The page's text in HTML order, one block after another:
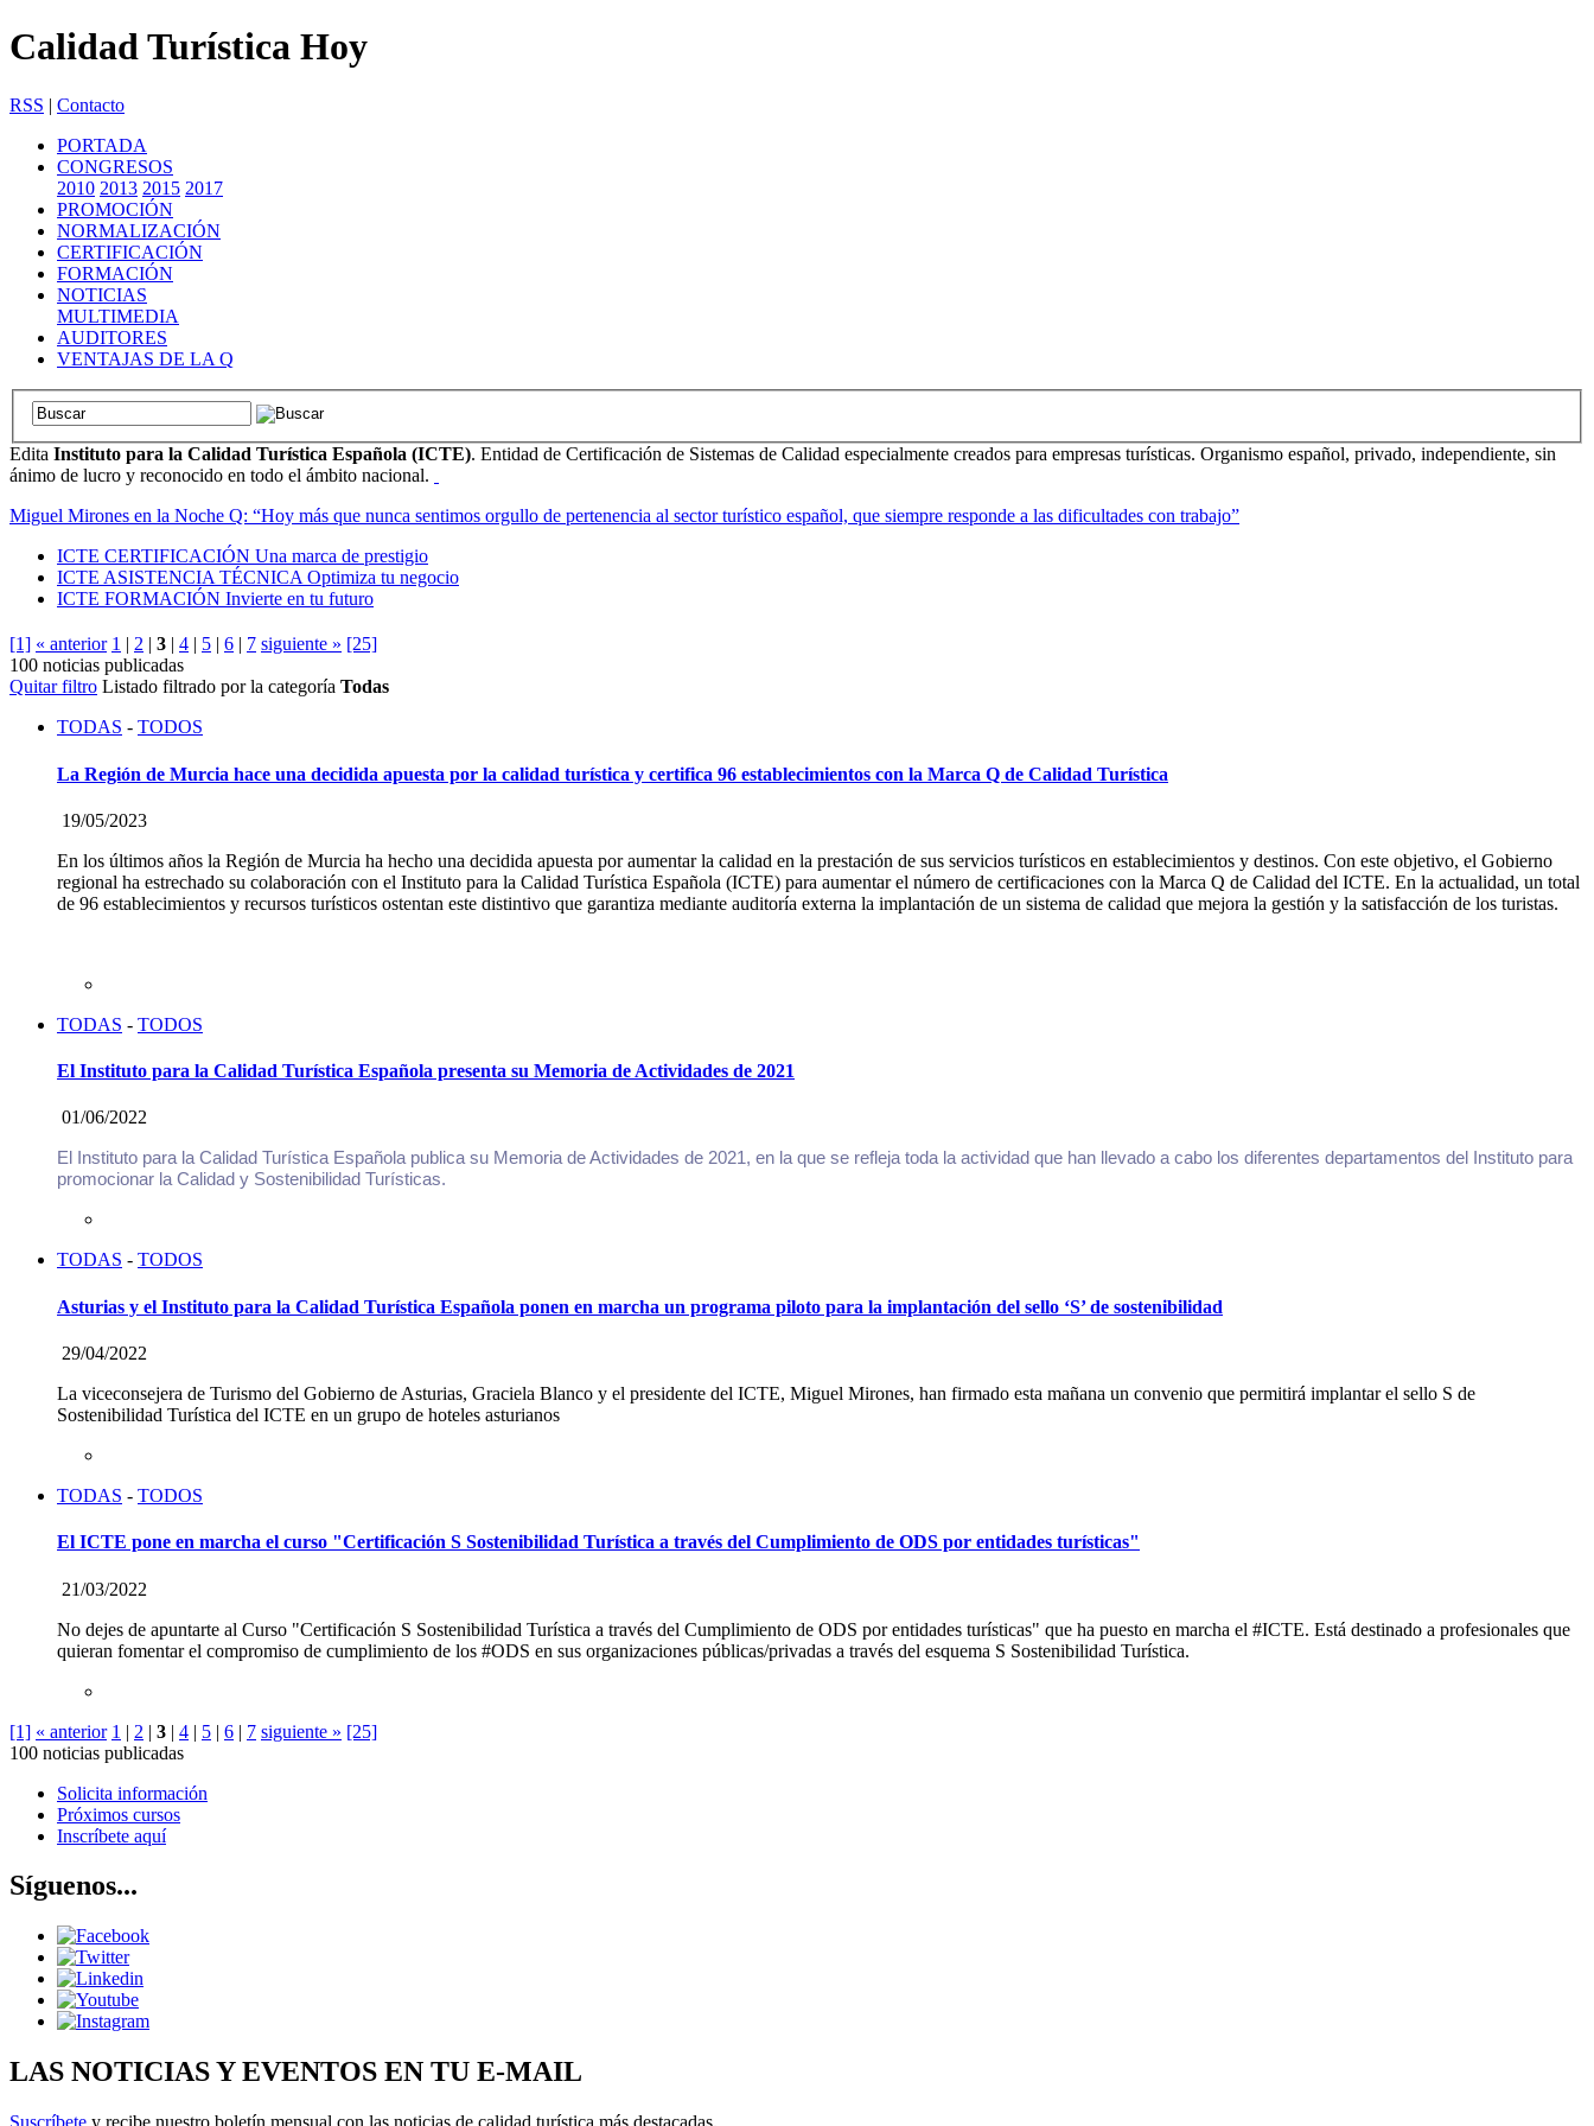
Calidad Turística Hoy
RSS | Contacto
PORTADA
CONGRESOS
2010 2013 2015 2017
PROMOCIÓN
NORMALIZACIÓN
CERTIFICACIÓN
FORMACIÓN
NOTICIAS
MULTIMEDIA
AUDITORES
VENTAJAS DE LA Q
Edita Instituto para la Calidad Turística Española (ICTE). Entidad de Certificación de Sistemas de Calidad especialmente creados para empresas turísticas. Organismo español, privado, independiente, sin
ánimo de lucro y reconocido en todo el ámbito nacional.
Miguel Mirones en la Noche Q: “Hoy más que nunca sentimos orgullo de pertenencia al sector turístico español, que siempre responde a las dificultades con trabajo”
ICTE CERTIFICACIÓN Una marca de prestigio
ICTE ASISTENCIA TÉCNICA Optimiza tu negocio
ICTE FORMACIÓN Invierte en tu futuro
[1] « anterior 1 | 2 | 3 | 4 | 5 | 6 | 7 siguiente » [25]
100 noticias publicadas
Quitar filtro Listado filtrado por la categoría Todas
TODAS - TODOS
La Región de Murcia hace una decidida apuesta por la calidad turística y certifica 96 establecimientos con la Marca Q de Calidad Turística
19/05/2023
En los últimos años la Región de Murcia ha hecho una decidida apuesta por aumentar la calidad en la prestación de sus servicios turísticos en establecimientos y destinos. Con este objetivo, el Gobierno
regional ha estrechado su colaboración con el Instituto para la Calidad Turística Española (ICTE) para aumentar el número de certificaciones con la Marca Q de Calidad del ICTE. En la actualidad, un total
de 96 establecimientos y recursos turísticos ostentan este distintivo que garantiza mediante auditoría externa la implantación de un sistema de calidad que mejora la gestión y la satisfacción de los turistas.
TODAS - TODOS
El Instituto para la Calidad Turística Española presenta su Memoria de Actividades de 2021
01/06/2022
El Instituto para la Calidad Turística Española publica su Memoria de Actividades de 2021, en la que se refleja toda la actividad que han llevado a cabo los diferentes departamentos del Instituto para
promocionar la Calidad y Sostenibilidad Turísticas.
TODAS - TODOS
Asturias y el Instituto para la Calidad Turística Española ponen en marcha un programa piloto para la implantación del sello ‘S’ de sostenibilidad
29/04/2022
La viceconsejera de Turismo del Gobierno de Asturias, Graciela Blanco y el presidente del ICTE, Miguel Mirones, han firmado esta mañana un convenio que permitirá implantar el sello S de
Sostenibilidad Turística del ICTE en un grupo de hoteles asturianos
TODAS - TODOS
El ICTE pone en marcha el curso "Certificación S Sostenibilidad Turística a través del Cumplimiento de ODS por entidades turísticas"
21/03/2022
No dejes de apuntarte al Curso "Certificación S Sostenibilidad Turística a través del Cumplimiento de ODS por entidades turísticas" que ha puesto en marcha el #ICTE. Está destinado a profesionales que
quieran fomentar el compromiso de cumplimiento de los #ODS en sus organizaciones públicas/privadas a través del esquema S Sostenibilidad Turística.
[1] « anterior 1 | 2 | 3 | 4 | 5 | 6 | 7 siguiente » [25]
100 noticias publicadas
Solicita información
Próximos cursos
Inscríbete aquí
Síguenos...
LAS NOTICIAS Y EVENTOS EN TU E-MAIL